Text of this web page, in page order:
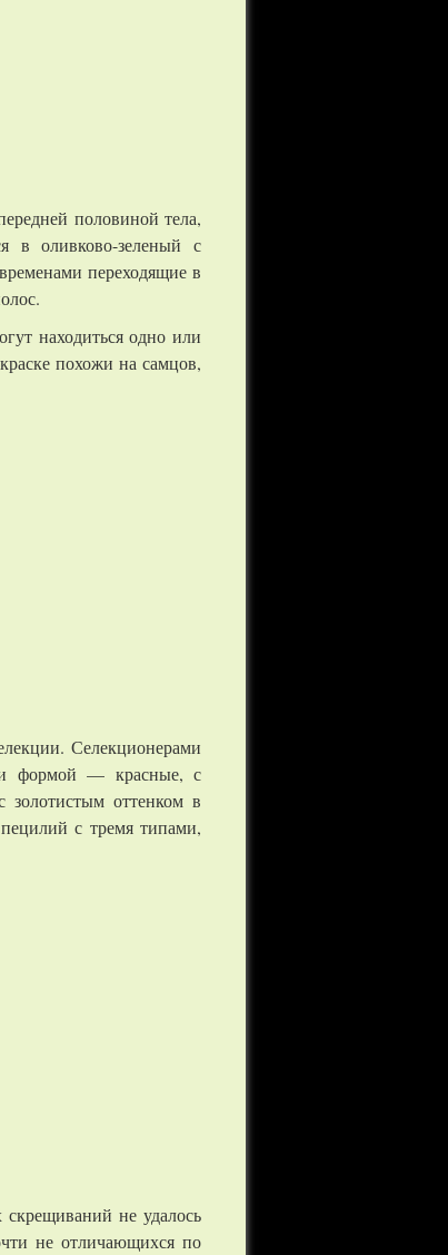
половиной тела,
в оливково-зеленый с
переходящие в
находиться одно или
похожи на самцов,
Селекционерами
и формой — красные, с
золотистым оттенком в
с тремя типами,
не удалось
не отличающихся по